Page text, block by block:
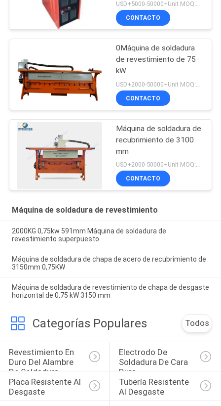
CONTACTO
0Máquina de soldadura
de revestimiento de 75
kW
CONTACTO
Máquina de soldadura de
recubrimiento de 3100
mm
USD+2000-50000+Unit MOQ:1 unidad
CONTACTO
Máquina de soldadura de revestimiento
2000KG 0,75kw 591mm Máquina de soldadura de
revestimiento superpuesto
Máquina de soldadura de chapa de acero de recubrimiento de
3150mm 0,75KW
Máquina de soldadura de revestimiento de chapa de desgaste
horizontal de 0,75 kW 3150 mm
Categorías Populares Todos
Revestimiento En
Duro Del Alambre
De Soldadura
Electrodo De
Soldadura De Cara
Dura
Placa Resistente Al
Desgaste
Tubería Resistente
Al Desgaste